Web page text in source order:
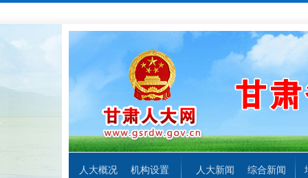
人大概况
机构设置
人大新闻
综合新闻